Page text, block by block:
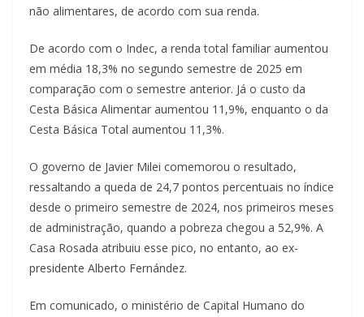
não alimentares, de acordo com sua renda.
De acordo com o Indec, a renda total familiar aumentou
em média 18,3% no segundo semestre de 2025 em
comparação com o semestre anterior. Já o custo da
Cesta Básica Alimentar aumentou 11,9%, enquanto o da
Cesta Básica Total aumentou 11,3%.
O governo de Javier Milei comemorou o resultado,
ressaltando a queda de 24,7 pontos percentuais no índice
desde o primeiro semestre de 2024, nos primeiros meses
de administração, quando a pobreza chegou a 52,9%. A
Casa Rosada atribuiu esse pico, no entanto, ao ex-
presidente Alberto Fernández.
Em comunicado, o ministério de Capital Humano do